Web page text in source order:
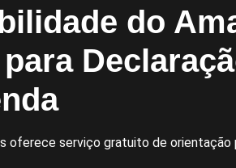
do
oferece serviço gratuito de